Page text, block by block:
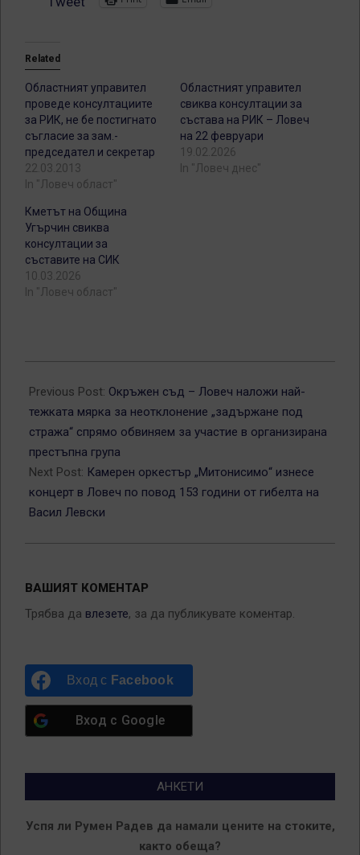
Related
Областният управител
проведе консултациите
за РИК, не бе постигнато
съгласие за зам.-
председател и секретар
22.03.2013
In "Ловеч област"
Областният управител
свиква консултации за
състава на РИК – Ловеч
на 22 февруари
19.02.2026
In "Ловеч днес"
Кметът на Община
Угърчин свиква
консултации за
съставите на СИК
10.03.2026
In "Ловеч област"
02-
22
Previous Post: Окръжен съд – Ловеч наложи най-
тежката мярка за неотклонение „задържане под
стража“ спрямо обвиняем за участие в организирана
престъпна група
Next Post: Камерен оркестър „Митонисимо“ изнесе
концерт в Ловеч по повод 153 години от гибелта на
Васил Левски
ВАШИЯТ КОМЕНТАР
Трябва да влезете, за да публикувате коментар.
Вход с Facebook
Вход с Google
АНКЕТИ
Успя ли Румен Радев да намали цените на стоките,
както обеща?